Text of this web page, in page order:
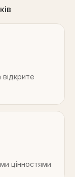
цінностями